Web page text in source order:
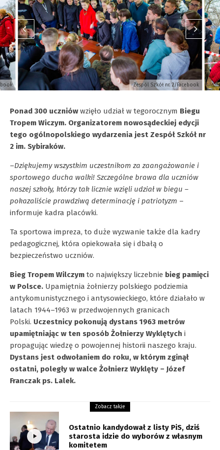
Zespól Szkół nr. 2/Facebook
Ponad 300 uczniów wzięło udział w tegorocznym Biegu
Tropem Wiczym. Organizatorem nowosądeckiej edycji
tego ogólnopolskiego wydarzenia jest Zespół Szkół nr
2 im. Sybiraków.
–Dziękujemy wszystkim uczestnikom za zaangażowanie i
sportowego ducha walki! Szczególne brawa dla uczniów
naszej szkoły, którzy tak licznie wzięli udział w biegu –
pokazaliście prawdziwą determinację i patriotyzm –
informuje kadra placówki.
Ta sportowa impreza, to duże wyzwanie także dla kadry
pedagogicznej, która opiekowała się i dbałą o
bezpieczeństwo uczniów.
Bieg Tropem Wilczym to największy liczebnie bieg pamięci
w Polsce. Upamiętnia żołnierzy polskiego podziemia
antykomunistycznego i antysowieckiego, które działało w
latach 1944–1963 w przedwojennych granicach
Polski. Uczestnicy pokonują dystans 1963 metrów
upamiętniając w ten sposób Żołnierzy Wyklętych i
propagując wiedzę o powojennej historii naszego kraju.
Dystans jest odwołaniem do roku, w którym zginął
ostatni, poległy w walce Żołnierz Wyklęty – Józef
Franczak ps. Lalek.
Zobacz także
Ostatnio kandydował z listy PiS, dziś
starosta idzie do wyborów z własnym
komitetem